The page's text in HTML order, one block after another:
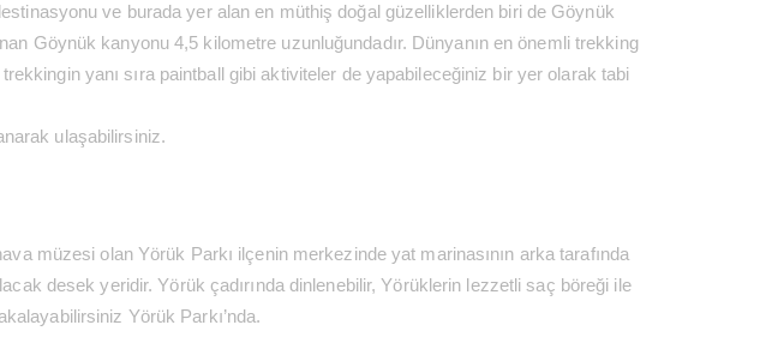
ve burada yer alan en müthiş doğal güzelliklerden biri de Göynük
Göynük kanyonu 4,5 kilometre uzunluğundadır. Dünyanın en önemli trekking
yanı sıra paintball gibi aktiviteler de yapabileceğiniz bir yer olarak tabi
ulaşabilirsiniz.
müzesi olan Yörük Parkı ilçenin merkezinde yat marinasının arka tarafında
desek yeridir. Yörük çadırında dinlenebilir, Yörüklerin lezzetli saç böreği ile
Yörük Parkı’nda.